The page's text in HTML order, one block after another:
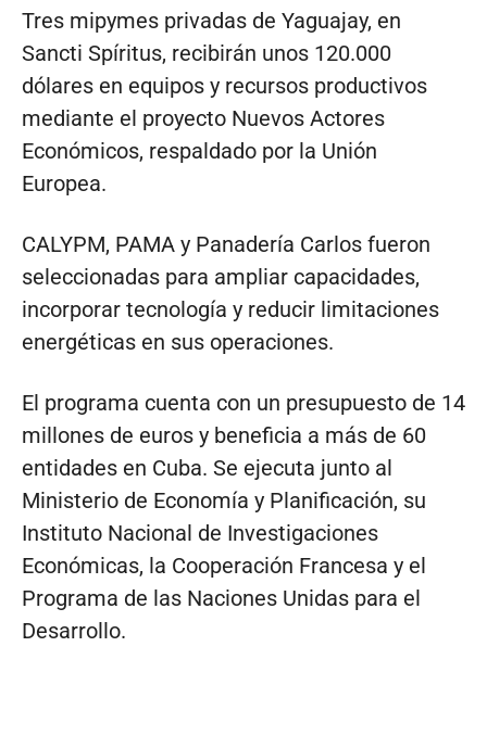
Tres mipymes privadas de Yaguajay, en
Sancti Spíritus, recibirán unos 120.000
dólares en equipos y recursos productivos
mediante el proyecto Nuevos Actores
Económicos, respaldado por la Unión
Europea.
CALYPM, PAMA y Panadería Carlos fueron
seleccionadas para ampliar capacidades,
incorporar tecnología y reducir limitaciones
energéticas en sus operaciones.
El programa cuenta con un presupuesto de 14
millones de euros y beneficia a más de 60
entidades en Cuba. Se ejecuta junto al
Ministerio de Economía y Planificación, su
Instituto Nacional de Investigaciones
Económicas, la Cooperación Francesa y el
Programa de las Naciones Unidas para el
Desarrollo.